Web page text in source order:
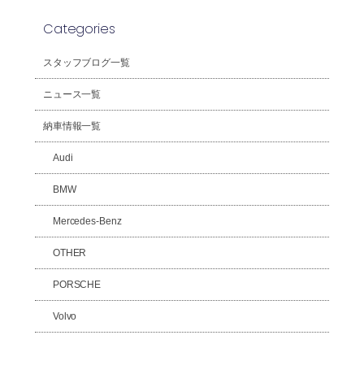
Categories
スタッフブログ一覧
ニュース一覧
納車情報一覧
Audi
BMW
Mercedes-Benz
OTHER
PORSCHE
Volvo